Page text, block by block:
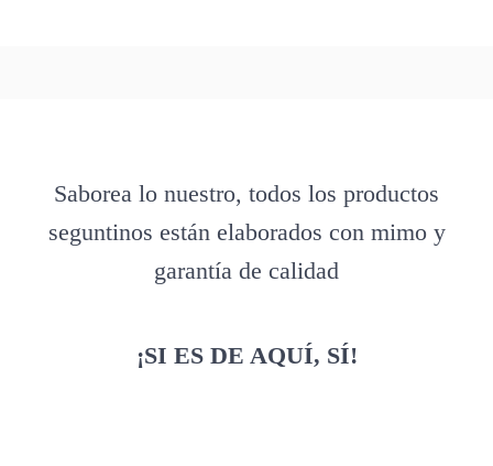
Saborea lo nuestro, todos los productos
seguntinos están elaborados con mimo y
garantía de calidad
¡SI ES DE AQUÍ, SÍ!